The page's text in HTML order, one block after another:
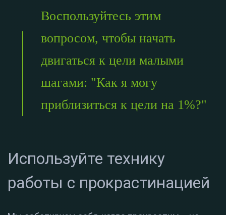
Воспользуйтесь этим
вопросом, чтобы начать
двигаться к цели малыми
шагами: "Как я могу
приблизиться к цели на 1%?"
Используйте технику
работы с прокрастинацией